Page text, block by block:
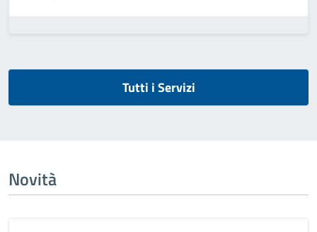
Tutti i Servizi
Novità